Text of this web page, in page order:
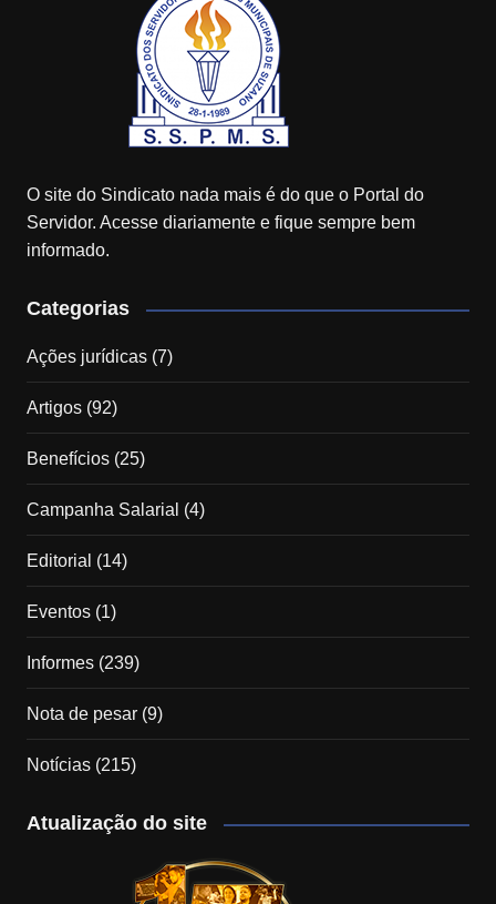
O site do Sindicato nada mais é do que o Portal do
Servidor. Acesse diariamente e fique sempre bem
informado.
Categorias
Ações jurídicas(7)
Artigos(92)
Benefícios(25)
Campanha Salarial (4)
Editorial (14)
Eventos(1)
Informes(239)
Nota de pesar(9)
Notícias(215)
Atualização do site